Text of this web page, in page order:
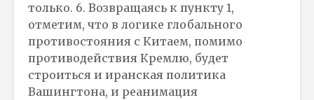
только. 6. Возвращаясь к пункту 1,
отметим, что в логике глобального
противостояния с Китаем, помимо
противодействия Кремлю, будет
строиться и иранская политика
Вашингтона, и реанимация